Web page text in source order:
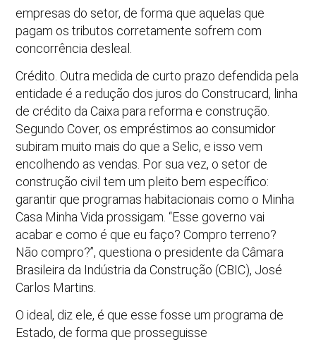
empresas do setor, de forma que aquelas que
pagam os tributos corretamente sofrem com
concorrência desleal.
Crédito. Outra medida de curto prazo defendida pela
entidade é a redução dos juros do Construcard, linha
de crédito da Caixa para reforma e construção.
Segundo Cover, os empréstimos ao consumidor
subiram muito mais do que a Selic, e isso vem
encolhendo as vendas. Por sua vez, o setor de
construção civil tem um pleito bem específico:
garantir que programas habitacionais como o Minha
Casa Minha Vida prossigam. “Esse governo vai
acabar e como é que eu faço? Compro terreno?
Não compro?”, questiona o presidente da Câmara
Brasileira da Indústria da Construção (CBIC), José
Carlos Martins.
O ideal, diz ele, é que esse fosse um programa de
Estado, de forma que prosseguisse